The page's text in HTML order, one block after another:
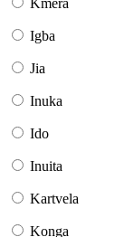
Igba
Jia
Inuka
Ido
Inuita
Kartvela
Konga